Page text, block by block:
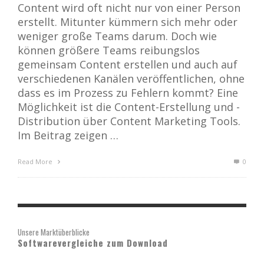
Content wird oft nicht nur von einer Person
erstellt. Mitunter kümmern sich mehr oder
weniger große Teams darum. Doch wie
können größere Teams reibungslos
gemeinsam Content erstellen und auch auf
verschiedenen Kanälen veröffentlichen, ohne
dass es im Prozess zu Fehlern kommt? Eine
Möglichkeit ist die Content-Erstellung und -
Distribution über Content Marketing Tools.
Im Beitrag zeigen …
Read More 0
Unsere Marktüberblicke
Softwarevergleiche zum Download